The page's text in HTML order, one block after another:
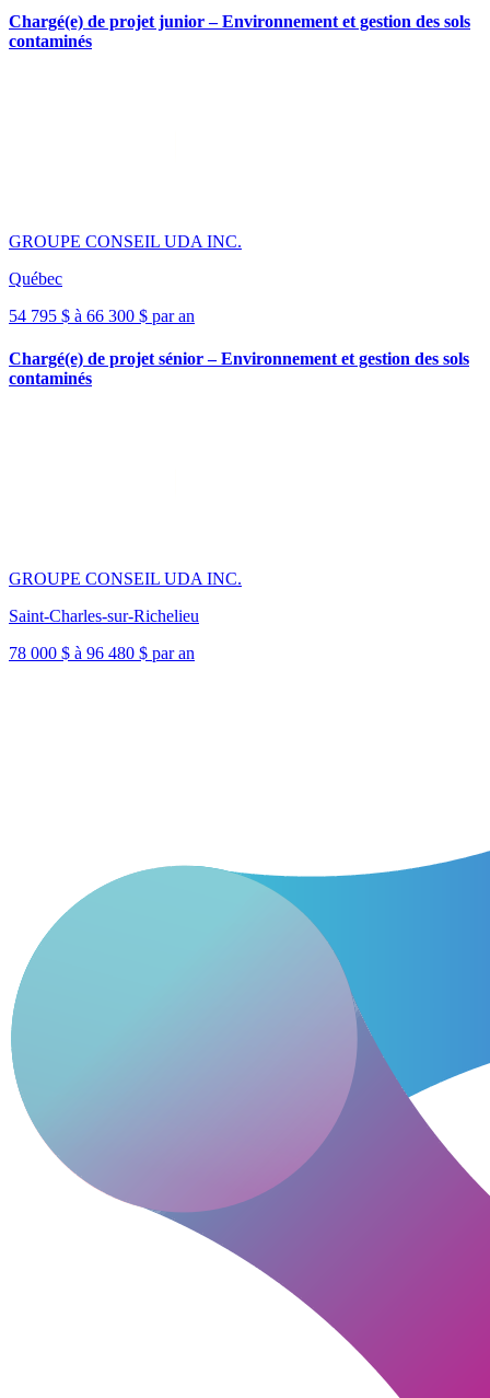
Chargé(e) de projet junior – Environnement et gestion des sols
contaminés
GROUPE CONSEIL UDA INC.
Québec
54 795 $ à 66 300 $ par an
Chargé(e) de projet sénior – Environnement et gestion des sols
contaminés
GROUPE CONSEIL UDA INC.
Saint-Charles-sur-Richelieu
78 000 $ à 96 480 $ par an